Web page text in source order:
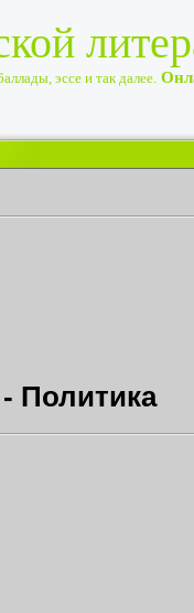
эссе и так далее.
Политика